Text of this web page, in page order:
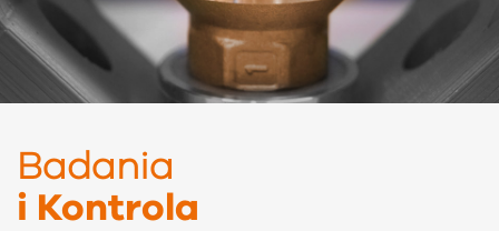
Badania
i Kontrola